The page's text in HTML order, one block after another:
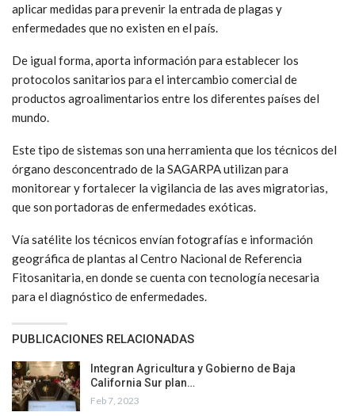
aplicar medidas para prevenir la entrada de plagas y
enfermedades que no existen en el país.
De igual forma, aporta información para establecer los
protocolos sanitarios para el intercambio comercial de
productos agroalimentarios entre los diferentes países del
mundo.
Este tipo de sistemas son una herramienta que los técnicos del
órgano desconcentrado de la SAGARPA utilizan para
monitorear y fortalecer la vigilancia de las aves migratorias,
que son portadoras de enfermedades exóticas.
Vía satélite los técnicos envían fotografías e información
geográfica de plantas al Centro Nacional de Referencia
Fitosanitaria, en donde se cuenta con tecnología necesaria
para el diagnóstico de enfermedades.
PUBLICACIONES RELACIONADAS
Integran Agricultura y Gobierno de Baja
California Sur plan…
Feb 7, 2023